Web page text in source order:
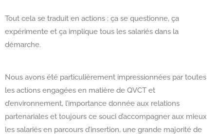
Tout cela se traduit en actions : ça se questionne, ça
expérimente et ça implique tous les salariés dans la
démarche.
Nous avons été particulièrement impressionnées par toutes
les actions engagées en matière de QVCT et
d’environnement, l’importance donnée aux relations
partenariales et toujours ce souci d’accompagner aux mieux
les salariés en parcours d’insertion, une grande majorité de